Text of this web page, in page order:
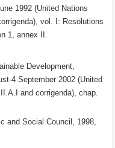
1992 (United Nations
vol. I: Resolutions
1, annex II.
Development,
4 September 2002 (United
and corrigenda), chap.
and Social Council, 1998,